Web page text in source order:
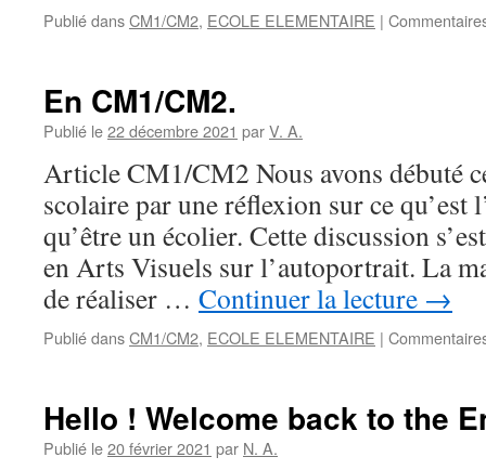
Publié dansCM1/CM2, ECOLE ELEMENTAIRE |
En CM1/CM2.
Publié le22 décembre 2021 parV. A.
Article CM1/CM2 Nous avons débuté
scolaire par une réflexion sur ce qu’est
qu’être un écolier. Cette discussion
en Arts Visuels sur l’autoportrait. La
de réaliser … Continuer la lecture →
Publié dansCM1/CM2, ECOLE ELEMENTAIRE |
Hello ! Welcome back to the
Publié le20 février 2021 par N. A.